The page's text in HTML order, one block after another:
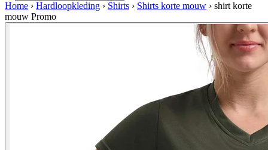
Home › Hardloopkleding › Shirts › Shirts korte mouw › shirt korte
mouw Promo